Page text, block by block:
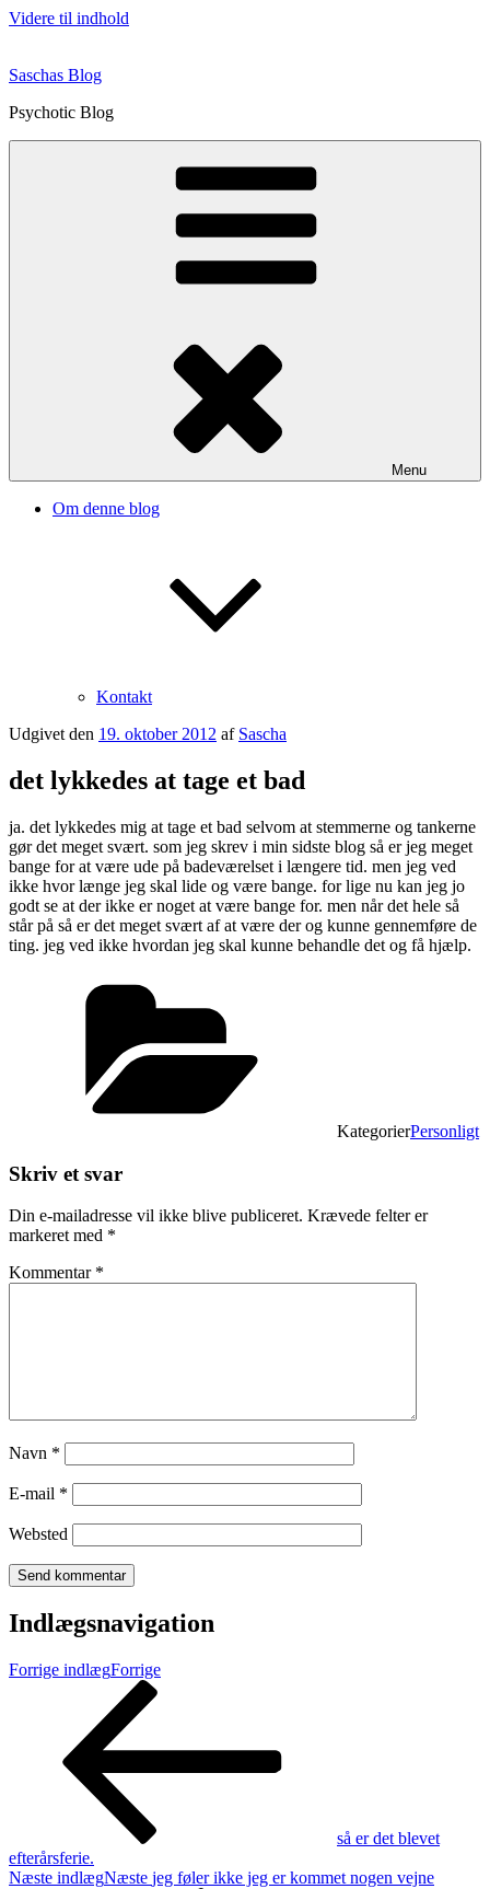
Videre til indhold
Saschas Blog
Psychotic Blog
Menu
Om denne blog
Kontakt
Udgivet den 19. oktober 2012 af Sascha
det lykkedes at tage et bad
ja. det lykkedes mig at tage et bad selvom at stemmerne og tankerne
gør det meget svært. som jeg skrev i min sidste blog så er jeg meget
bange for at være ude på badeværelset i længere tid. men jeg ved
ikke hvor længe jeg skal lide og være bange. for lige nu kan jeg jo
godt se at der ikke er noget at være bange for. men når det hele så
står på så er det meget svært af at være der og kunne gennemføre de
ting. jeg ved ikke hvordan jeg skal kunne behandle det og få hjælp.
KategorierPersonligt
Skriv et svar
Din e-mailadresse vil ikke blive publiceret. Krævede felter er
markeret med *
Kommentar *
Navn *
E-mail *
Websted
Indlægsnavigation
Forrige indlægForrige
så er det blevet
efterårsferie.
Næste indlægNæste jeg føler ikke jeg er kommet nogen vejne